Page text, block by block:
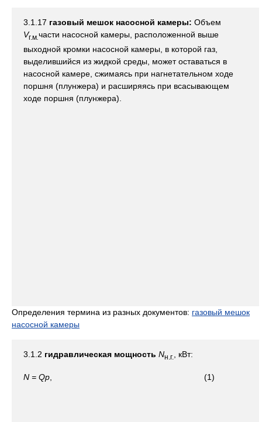
3.1.17 газовый мешок насосной камеры: Объем
Vг.м части насосной камеры, расположенной выше
выходной кромки насосной камеры, в которой газ,
выделившийся из жидкой среды, может оставаться в
насосной камере, сжимаясь при нагнетательном ходе
поршня (плунжера) и расширяясь при всасывающем
ходе поршня (плунжера).
Определения термина из разных документов: газовый мешок
насосной камеры
3.1.2 гидравлическая мощность Nн.г. , кВт:
N = Qp, (1)